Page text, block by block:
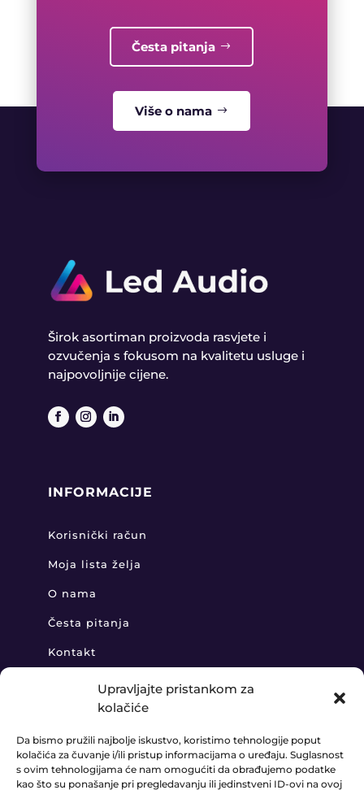
Upravljajte pristankom za
kolačiće
Da bismo pružili najbolje iskustvo, koristimo tehnologije poput
kolačića za čuvanje i/ili pristup informacijama o uređaju. Suglasnost
s ovim tehnologijama će nam omogućiti da obrađujemo podatke
kao što su ponašanje pri pregledavanju ili jedinstveni ID-ovi na ovoj
Česta pitanja
Više o nama
Širok asortiman proizvoda rasvjete i
ozvučenja s fokusom na kvalitetu usluge i
najpovoljnije cijene.
INFORMACIJE
Korisnički račun
Moja lista želja
O nama
Česta pitanja
Kontakt
 +385 91 888 6406